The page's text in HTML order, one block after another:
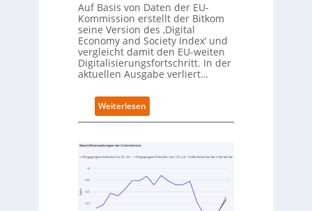
r
ö
f
f
n
e
n
e
u
C
a
m
Auf Basis von Daten der EU-
Kommission erstellt der Bitkom
seine Version des ‚Digital
Economy and Society Index‘ und
vergleicht damit den EU-weiten
Digitalisierungsfortschritt. In der
aktuellen Ausgabe verliert…
Weiterlesen:
D
t
c